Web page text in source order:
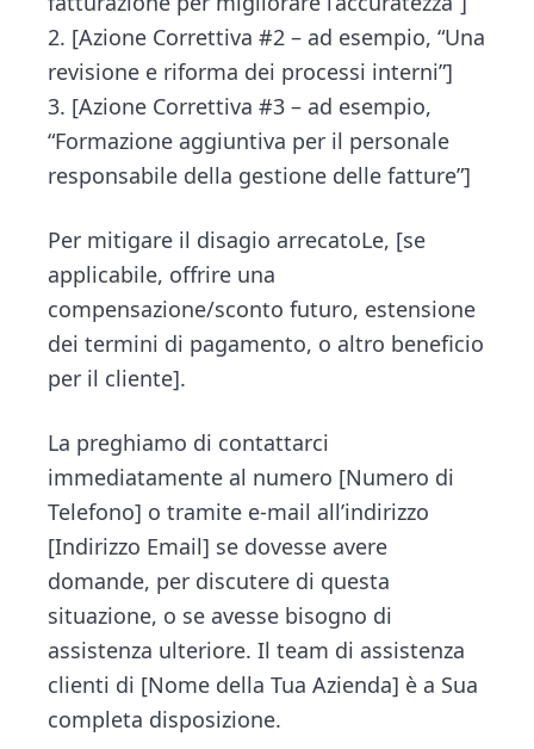
2. [Azione Correttiva #2 – ad esempio, “Una
revisione e riforma dei processi interni”]
3. [Azione Correttiva #3 – ad esempio,
“Formazione aggiuntiva per il personale
responsabile della gestione delle fatture”]
Per mitigare il disagio arrecatoLe, [se
applicabile, offrire una
compensazione/sconto futuro, estensione
dei termini di pagamento, o altro beneficio
per il cliente].
La preghiamo di contattarci
immediatamente al numero [Numero di
Telefono] o tramite e-mail all’indirizzo
[Indirizzo Email] se dovesse avere
domande, per discutere di questa
situazione, o se avesse bisogno di
assistenza ulteriore. Il team di assistenza
clienti di [Nome della Tua Azienda] è a Sua
completa disposizione.